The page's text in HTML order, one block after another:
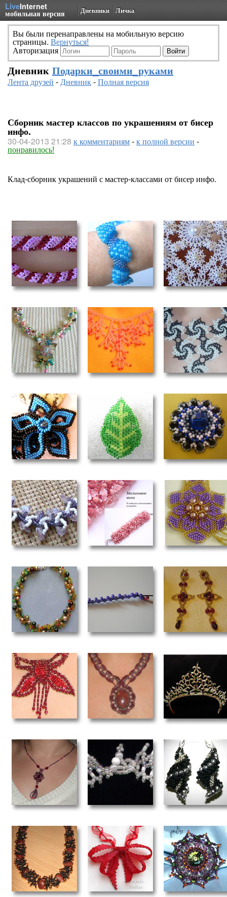
LiveInternet
мобильная версия Дневники Личка
Вы были перенаправлены на мобильную версию
страницы. Вернуться!
Авторизация
Дневник Подарки_своими_руками
Лента друзей -Дневник-Полная версия
Сборник мастер классов по украшениям от бисер
инфо.
30-04-2013 21:28 к комментариям-к полной версии -
понравилось!
Клад-сборник украшений с мастер-классами от бисер инфо.